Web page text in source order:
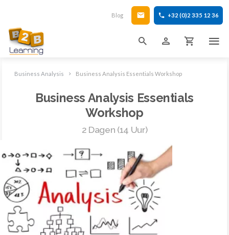
Blog +32 (0)2 335 12 36
Business Analysis Business Analysis Essentials Workshop
Business Analysis Essentials
Workshop
2 Dagen (14 Uur)